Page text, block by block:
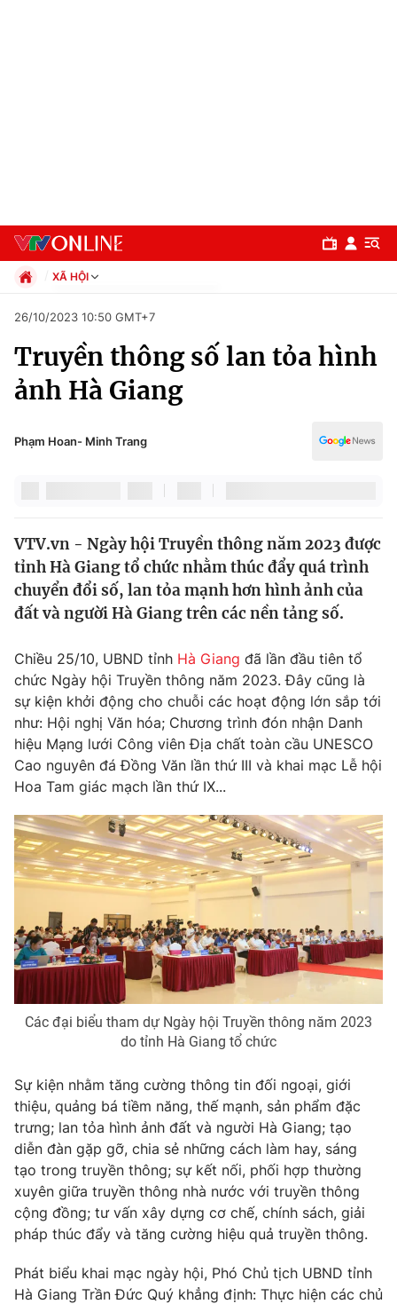
Chuyên mục
Chính trị
Xã hội
Pháp luật
Y tế
Thế giới
Thế giới đó đây
Câu chuyện quốc tế
Kinh tế
Tài chính
Thị trường
Góc doanh nghiệp
Dữ liệu và đời sống
Truyền hình
Hậu trường
Nhân vật
Giải sao mai
Giải trí
Điện ảnh
Âm nhạc
Sao
Đời sống
Làm đẹp
Chất lượng cuộc sống
Giáo dục
Tuyển sinh
Học trực tuyến
Công nghệ
Hitech Công nghệ tương lai
Thị trường
Tư vấn
Giao lưu trực tuyến
Chuyên mục khác
Emagazine Podcast
Photo Infographic
Video Shorts video
XÃ HỘI
Xã hội
Pháp luật
Kinh tế
Thể thao
Văn hóa - Giải trí
Giáo dục
26/10/2023 10:50 GMT+7
Truyền thông số lan tỏa hình
ảnh Hà Giang
Phạm Hoan- Minh Trang
VTV.vn - Ngày hội Truyền thông năm 2023 được
tỉnh Hà Giang tổ chức nhằm thúc đẩy quá trình
chuyển đổi số, lan tỏa mạnh hơn hình ảnh của
đất và người Hà Giang trên các nền tảng số.
Chiều 25/10, UBND tỉnh Hà Giang đã lần đầu tiên tổ
chức Ngày hội Truyền thông năm 2023. Đây cũng là
sự kiện khởi động cho chuỗi các hoạt động lớn sắp tới
như: Hội nghị Văn hóa; Chương trình đón nhận Danh
hiệu Mạng lưới Công viên Địa chất toàn cầu UNESCO
Cao nguyên đá Đồng Văn lần thứ III và khai mạc Lễ hội
Hoa Tam giác mạch lần thứ IX...
Các đại biểu tham dự Ngày hội Truyền thông năm 2023
do tỉnh Hà Giang tổ chức
Sự kiện nhằm tăng cường thông tin đối ngoại, giới
thiệu, quảng bá tiềm năng, thế mạnh, sản phẩm đặc
trưng; lan tỏa hình ảnh đất và người Hà Giang; tạo
diễn đàn gặp gỡ, chia sẻ những cách làm hay, sáng
tạo trong truyền thông; sự kết nối, phối hợp thường
xuyên giữa truyền thông nhà nước với truyền thông
cộng đồng; tư vấn xây dựng cơ chế, chính sách, giải
pháp thúc đẩy và tăng cường hiệu quả truyền thông.
Phát biểu khai mạc ngày hội, Phó Chủ tịch UBND tỉnh
Hà Giang Trần Đức Quý khẳng định: Thực hiện các chủ